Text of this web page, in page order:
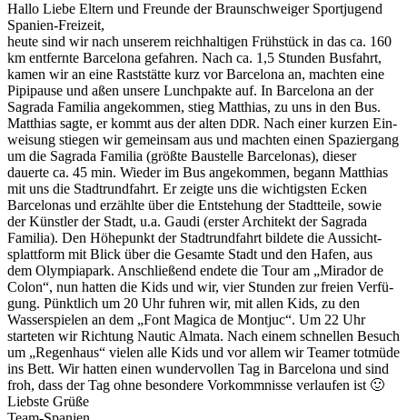
Hal­lo Liebe Eltern und Fre­unde der Braun­schweiger Sportju­gend
Spanien-Freizeit,
heute sind wir nach unserem reich­halti­gen Früh­stück in das ca. 160
km ent­fer­nte Barcelona gefahren. Nach ca. 1,5 Stun­den Bus­fahrt,
kamen wir an eine Rast­stätte kurz vor Barcelona an, macht­en eine
Pip­i­pause und aßen unsere Lunch­pak­te auf. In Barcelona an der
Sagra­da Famil­ia angekom­men, stieg Matthias, zu uns in den Bus.
Matthias sagte, er kommt aus der alten DDR. Nach ein­er kurzen Ein­
weisung stiegen wir gemein­sam aus und macht­en einen Spazier­gang
um die Sagra­da Famil­ia (größte Baustelle Barcelonas), dieser
dauerte ca. 45 min. Wieder im Bus angekom­men, begann Matthias
mit uns die Stadtrund­fahrt. Er zeigte uns die wichtig­sten Eck­en
Barcelonas und erzählte über die Entste­hung der Stadt­teile, sowie
der Kün­stler der Stadt, u.a. Gau­di (erster Architekt der Sagra­da
Famil­ia). Den Höhep­unkt der Stadtrund­fahrt bildete die Aus­sicht­
splat­tform mit Blick über die Gesamte Stadt und den Hafen, aus
dem Olympia­park. Anschließend endete die Tour am „Mirador de
Colon“, nun hat­ten die Kids und wir, vier Stun­den zur freien Ver­fü­
gung. Pünk­tlich um 20 Uhr fuhren wir, mit allen Kids, zu den
Wasser­spie­len an dem „Font Mag­i­ca de Mon­tjuc“. Um 22 Uhr
starteten wir Rich­tung Nau­tic Alma­ta. Nach einem schnellen Besuch
um „Regen­haus“ vie­len alle Kids und vor allem wir Team­er tot­müde
ins Bett. Wir hat­ten einen wun­der­vollen Tag in Barcelona und sind
froh, dass der Tag ohne beson­dere Vorkomm­nisse ver­laufen ist 🙂
Lieb­ste Grüße